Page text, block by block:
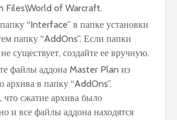
Files\World of Warcraft.
“Interface” в папке установки
папку “AddOns”. Если папки
существует, создайте ее вручную.
файлы аддона Master Plan из
архива в папку “AddOns”.
что сжатие архива было
и все файлы аддона находятся